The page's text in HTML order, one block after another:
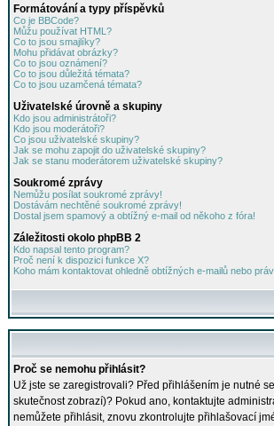
Formátování a typy příspěvků
Co je BBCode?
Můžu používat HTML?
Co to jsou smajlíky?
Mohu přidávat obrázky?
Co to jsou oznámení?
Co to jsou důležitá témata?
Co to jsou uzamčená témata?
Uživatelské úrovně a skupiny
Kdo jsou administrátoři?
Kdo jsou moderátoři?
Co jsou uživatelské skupiny?
Jak se mohu zapojit do uživatelské skupiny?
Jak se stanu moderátorem uživatelské skupiny?
Soukromé zprávy
Nemůžu posílat soukromé zprávy!
Dostávám nechtěné soukromé zprávy!
Dostal jsem spamový a obtížný e-mail od někoho z fóra!
Záležitosti okolo phpBB 2
Kdo napsal tento program?
Proč není k dispozici funkce X?
Koho mám kontaktovat ohledně obtížných e-mailů nebo
Proč se nemohu přihlásit?
Už jste se zaregistrovali? Před přihlášením je nutné
skutečnost zobrazí)? Pokud ano, kontaktujte
nemůžete přihlásit, znovu zkontrolujte přihlašovací